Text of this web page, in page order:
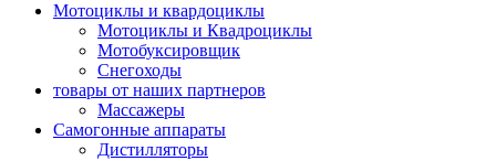
Мотоциклы и квардоциклы
Мотоциклы и Квадроциклы
Мотобуксировщик
Снегоходы
товары от наших партнеров
Массажеры
Самогонные аппараты
Дистилляторы